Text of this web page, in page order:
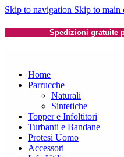
Skip to navigation Skip to main
Spedizioni gratuite
Home
Parrucche
Naturali
Sintetiche
Topper e Infoltitori
Turbanti e Bandane
Protesi Uomo
Accessori